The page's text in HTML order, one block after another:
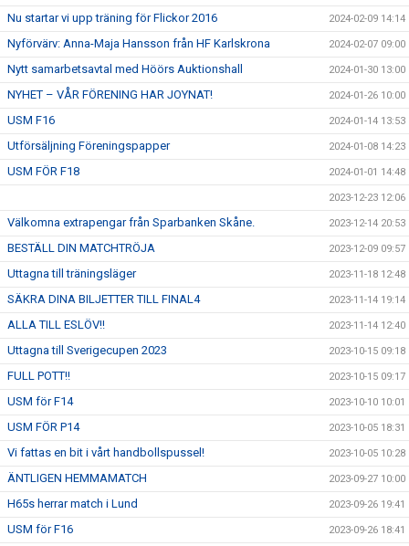
Nu startar vi upp träning för Flickor 2016 2024-02-09 14:14
Nyförvärv: Anna-Maja Hansson från HF Karlskrona 2024-02-07 09:00
Nytt samarbetsavtal med Höörs Auktionshall 2024-01-30 13:00
NYHET – VÅR FÖRENING HAR JOYNAT! 2024-01-26 10:00
USM F16 2024-01-14 13:53
Utförsäljning Föreningspapper 2024-01-08 14:23
USM FÖR F18 2024-01-01 14:48
2023-12-23 12:06
Välkomna extrapengar från Sparbanken Skåne. 2023-12-14 20:53
BESTÄLL DIN MATCHTRÖJA 2023-12-09 09:57
Uttagna till träningsläger 2023-11-18 12:48
SÄKRA DINA BILJETTER TILL FINAL4 2023-11-14 19:14
ALLA TILL ESLÖV!! 2023-11-14 12:40
Uttagna till Sverigecupen 2023 2023-10-15 09:18
FULL POTT!! 2023-10-15 09:17
USM för F14 2023-10-10 10:01
USM FÖR P14 2023-10-05 18:31
Vi fattas en bit i vårt handbollspussel! 2023-10-05 10:28
ÄNTLIGEN HEMMAMATCH 2023-09-27 10:00
H65s herrar match i Lund 2023-09-26 19:41
USM för F16 2023-09-26 18:41